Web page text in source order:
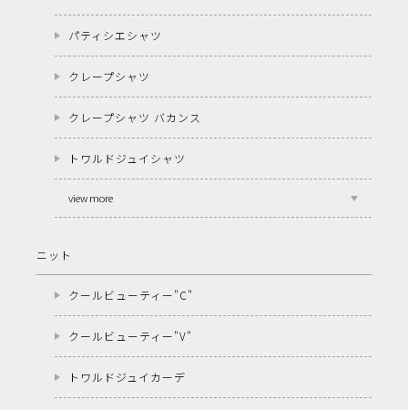
パティシエシャツ
クレープシャツ
クレープシャツ バカンス
トワルドジュイシャツ
view more
ニット
クールビューティー"C"
クールビューティー"V"
トワルドジュイカーデ